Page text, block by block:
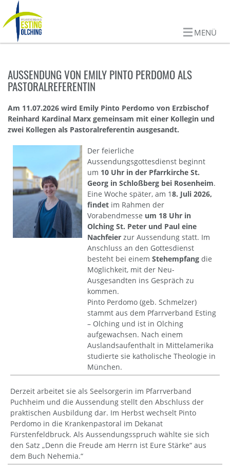
MENÜ
AUSSENDUNG VON EMILY PINTO PERDOMO ALS
PASTORALREFERENTIN
Am 11.07.2026 wird Emily Pinto Perdomo von Erzbischof
Reinhard Kardinal Marx gemeinsam mit einer Kollegin und
zwei Kollegen als Pastoralreferentin ausgesandt.
Der feierliche
Aussendungsgottesdienst beginnt
um 10 Uhr in der Pfarrkirche St.
Georg in Schloßberg bei Rosenheim.
Eine Woche später, am 18. Juli 2026,
findet im Rahmen der
Vorabendmesse um 18 Uhr in
Olching St. Peter und Paul eine
Nachfeier zur Aussendung statt. Im
Anschluss an den Gottesdienst
besteht bei einem Stehempfang die
Möglichkeit, mit der Neu-
Ausgesandten ins Gespräch zu
kommen.
Pinto Perdomo (geb. Schmelzer)
stammt aus dem Pfarrverband Esting
– Olching und ist in Olching
aufgewachsen. Nach einem
Auslandsaufenthalt in Mittelamerika
studierte sie katholische Theologie in
München.
Derzeit arbeitet sie als Seelsorgerin im Pfarrverband
Puchheim und die Aussendung stellt den Abschluss der
praktischen Ausbildung dar. Im Herbst wechselt Pinto
Perdomo in die Krankenpastoral im Dekanat
Fürstenfeldbruck. Als Aussendungsspruch wählte sie sich
den Satz „Denn die Freude am Herrn ist Eure Stärke“ aus
dem Buch Nehemia.“